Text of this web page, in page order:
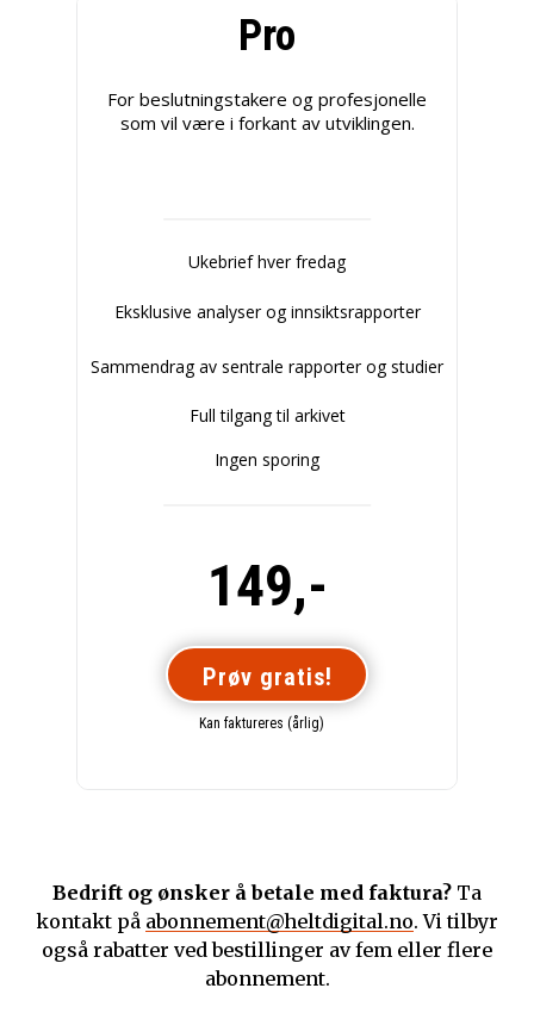
Pro
For beslutningstakere og profesjonelle
som vil være i forkant av utviklingen.
Ukebrief hver fredag
Eksklusive analyser og innsiktsrapporter
Sammendrag av sentrale rapporter og studier
Full tilgang til arkivet
Ingen sporing
149,-
Prøv gratis!
Kan faktureres (årlig)
Bedrift og ønsker å betale med faktura? Ta
kontakt på abonnement@heltdigital.no. Vi tilbyr
også rabatter ved bestillinger av fem eller flere
abonnement.